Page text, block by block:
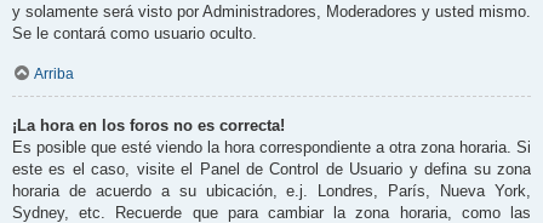
y solamente será visto por Administradores, Moderadores y usted mismo.
Se le contará como usuario oculto.
Arriba
¡La hora en los foros no es correcta!
Es posible que esté viendo la hora correspondiente a otra zona horaria. Si
este es el caso, visite el Panel de Control de Usuario y defina su zona
horaria de acuerdo a su ubicación, e.j. Londres, París, Nueva York,
Sydney, etc. Recuerde que para cambiar la zona horaria, como las